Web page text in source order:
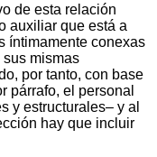
de esta relación
auxiliar que está a
íntimamente conexas
mismas
por tanto, con base
párrafo, el personal
y estructurales– y al
hay que incluir